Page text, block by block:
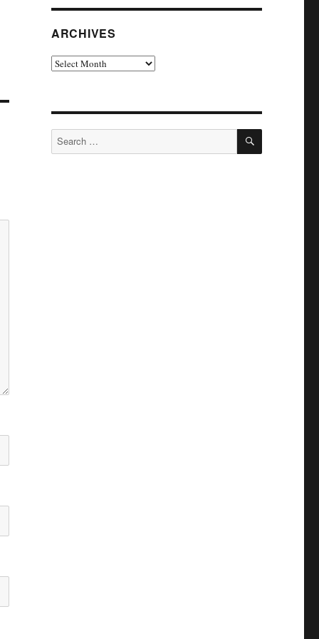
ARCHIVES
Archives
Search
for:
SEARCH